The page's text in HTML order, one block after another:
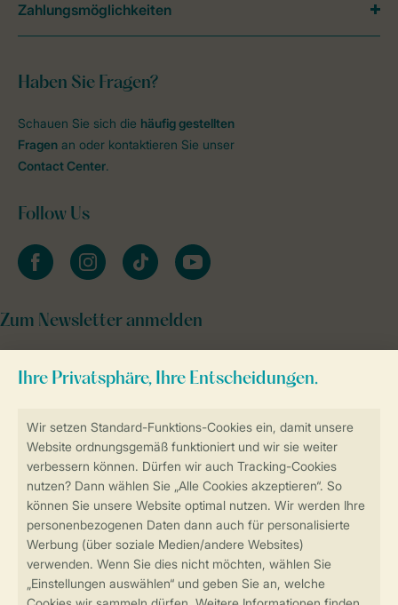
Sicher und schnell zur Online-Buchung
Sichere Datenübertragung
Sicheres Bezahlen
Haben Sie Fragen?
Schauen Sie sich die häufig gestellten
Fragen an oder kontaktieren Sie unser
Contact Center.
Follow Us
facebookinstagramtiktok youtube
Zum Newsletter anmelden
Zahlungsmöglichkeiten